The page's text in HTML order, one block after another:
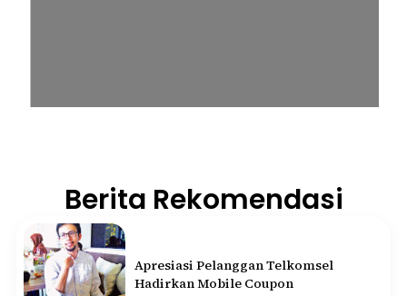
Berita Rekomendasi
Apresiasi Pelanggan Telkomsel
Hadirkan Mobile Coupon